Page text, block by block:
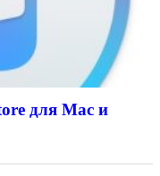
для Mac и